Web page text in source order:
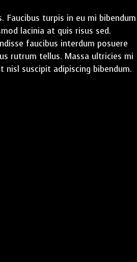
Faucibus turpis in eu mi bibendum
lacinia at quis risus sed.
faucibus interdum posuere
rutrum tellus. Massa ultricies mi
suscipit adipiscing bibendum.